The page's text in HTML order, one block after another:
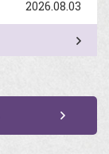
2026.08.03